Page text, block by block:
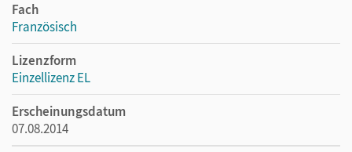
Fach
Französisch
Lizenzform
Einzellizenz EL
Erscheinungsdatum
07.08.2014